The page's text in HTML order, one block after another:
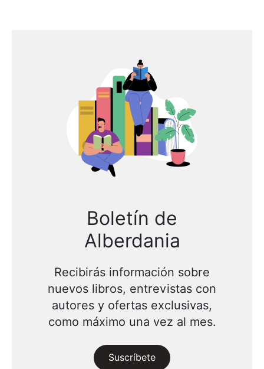
Boletín de
Alberdania
Recibirás información sobre
nuevos libros, entrevistas con
autores y ofertas exclusivas,
como máximo una vez al mes.
Suscríbete